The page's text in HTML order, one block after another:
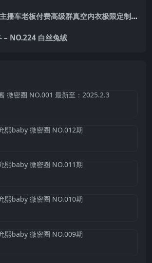
[主播]虎牙主播车老板付费高级群真空内衣极限定制8分19
– NO.224 白丝兔绒
微密圈 NO.001 最新至：2025.2.3
熙baby 微密圈 NO.012期
熙baby 微密圈 NO.011期
熙baby 微密圈 NO.010期
熙baby 微密圈 NO.009期